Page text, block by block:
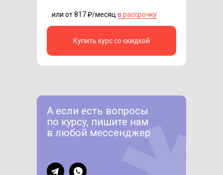
или от 817 ₽/месяц в рассрочку
Купить курс со скидкой
А если есть вопросы
по курсу, пишите нам
в любой мессенджер